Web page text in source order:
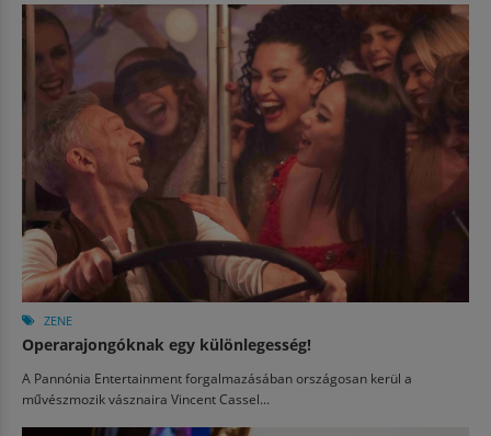
ZENE
Operarajongóknak egy különlegesség!
A Pannónia Entertainment forgalmazásában országosan kerül a
művészmozik vásznaira Vincent Cassel...